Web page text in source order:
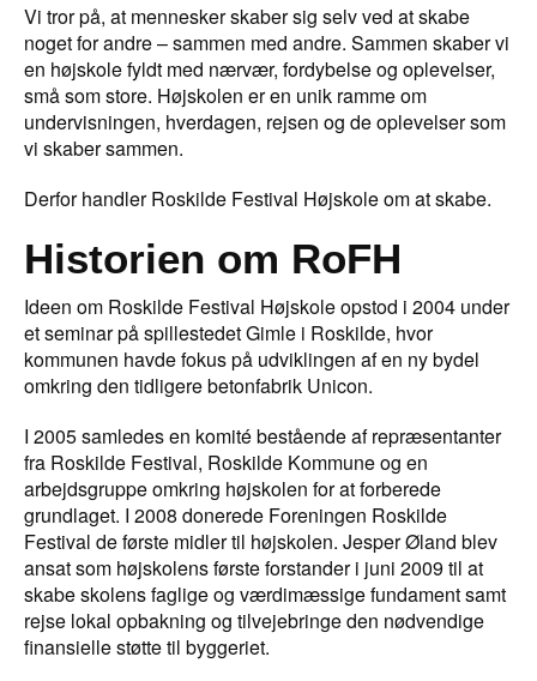
Vi tror på, at mennesker skaber sig selv ved at skabe
noget for andre – sammen med andre. Sammen skaber vi
en højskole fyldt med nærvær, fordybelse og oplevelser,
små som store. Højskolen er en unik ramme om
undervisningen, hverdagen, rejsen og de oplevelser som
vi skaber sammen.
Derfor handler Roskilde Festival Højskole om at skabe.
Historien om RoFH
Ideen om Roskilde Festival Højskole opstod i 2004 under
et seminar på spillestedet Gimle i Roskilde, hvor
kommunen havde fokus på udviklingen af en ny bydel
omkring den tidligere betonfabrik Unicon.
I 2005 samledes en komité bestående af repræsentanter
fra Roskilde Festival, Roskilde Kommune og en
arbejdsgruppe omkring højskolen for at forberede
grundlaget. I 2008 donerede Foreningen Roskilde
Festival de første midler til højskolen. Jesper Øland blev
ansat som højskolens første forstander i juni 2009 til at
skabe skolens faglige og værdimæssige fundament samt
rejse lokal opbakning og tilvejebringe den nødvendige
finansielle støtte til byggeriet.